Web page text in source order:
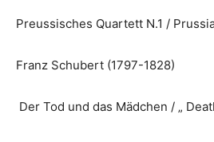
Preussisches Quartett N.1 /
Franz Schubert (1797-1828)
Der Tod und das Mädchen / „